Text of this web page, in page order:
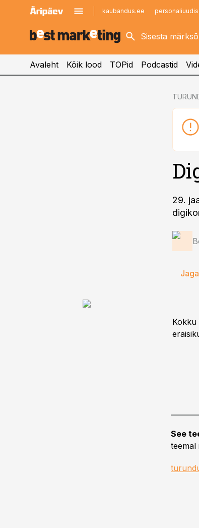
kaubandus.ee
kinnisvarauudised.ee
logistikauudised.ee
imelineajalugu.ee
Avaleht Kõik lood TOPid Podcastid
29.
Jaga
Kokku
See
teemal